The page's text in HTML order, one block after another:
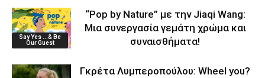
Say Yes ...& Be
Our Guest
“Pop by Nature” με την Jiaqi Wang:
Μια συνεργασία γεμάτη χρώμα και
συναισθήματα!
Γκρέτα Λυμπεροπούλου: Wheel you?